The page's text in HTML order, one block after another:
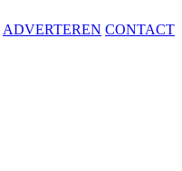
ADVERTEREN CONTACT